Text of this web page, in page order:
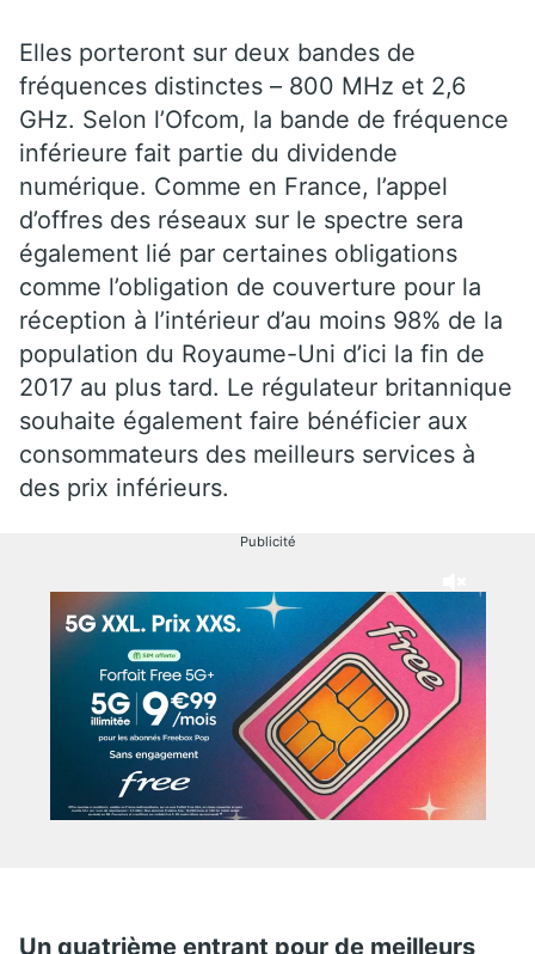
Elles porteront sur deux bandes de
fréquences distinctes – 800 MHz et 2,6
GHz. Selon l’Ofcom, la bande de fréquence
inférieure fait partie du dividende
numérique. Comme en France, l’appel
d’offres des réseaux sur le spectre sera
également lié par certaines obligations
comme l’obligation de couverture pour la
réception à l’intérieur d’au moins 98% de la
population du Royaume-Uni d’ici la fin de
2017 au plus tard. Le régulateur britannique
souhaite également faire bénéficier aux
consommateurs des meilleurs services à
des prix inférieurs.
Publicité
Un quatrième entrant pour de meilleurs